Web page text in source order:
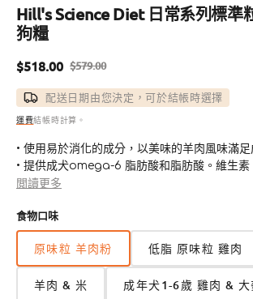
Hill's Science Diet 日常系列標準
狗糧
售
價
$518.00
定
價
$579.00
配送日期由您決定，可於結帳時選擇
運費結帳時計算。
• 使用易於消化的成分，以美味的羊肉風味滿
• 提供成犬omega-6 脂肪酸和脂肪酸。維生素
髮
• 利用天然纖維促進成犬的健康消化
• 以天然成分製成
• 美國製造，採用值得信賴的全球原料
• #1 獸醫推薦
閲讀更多
食物口味
原味粒 羊肉粉 低脂 原味粒 雞肉
羊肉 & 米 成年犬1-6歲 雞肉 & 大